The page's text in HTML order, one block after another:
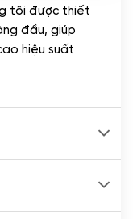
động qua
tôi được thiết
đầu, giúp
hiệu suất